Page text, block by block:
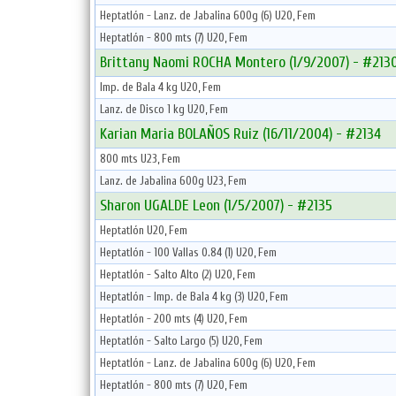
Heptatlón - Lanz. de Jabalina 600g (6) U20, Fem
Heptatlón - 800 mts (7) U20, Fem
Brittany Naomi ROCHA Montero (1/9/2007) -
Imp. de Bala 4 kg U20, Fem
Lanz. de Disco 1 kg U20, Fem
Karian Maria BOLAÑOS Ruiz (16/11/2004) - #2134
800 mts U23, Fem
Lanz. de Jabalina 600g U23, Fem
Sharon UGALDE Leon (1/5/2007) - #2135
Heptatlón U20, Fem
Heptatlón - 100 Vallas 0.84 (1) U20, Fem
Heptatlón - Salto Alto (2) U20, Fem
Heptatlón - Imp. de Bala 4 kg (3) U20, Fem
Heptatlón - 200 mts (4) U20, Fem
Heptatlón - Salto Largo (5) U20, Fem
Heptatlón - Lanz. de Jabalina 600g (6) U20, Fem
Heptatlón - 800 mts (7) U20, Fem